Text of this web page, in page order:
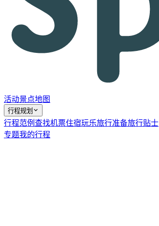
活动景点地图
行程规划
行程范例 查找机票住宿玩乐旅行准备旅行贴士
专题我的行程